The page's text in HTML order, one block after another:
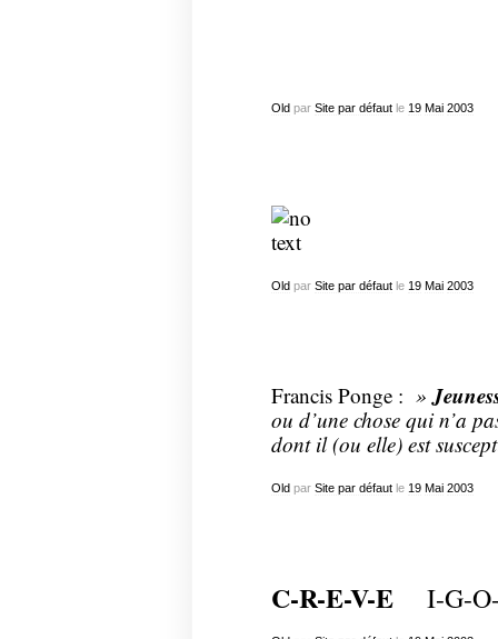
Oldpar Site par défautle 19 Mai 2003
Oldpar Site par défautle 19 Mai 2003
Francis Ponge : »
ou d’une chose qui n’a
dont il (ou elle) est
Oldpar Site par défautle 19 Mai 2003
C-R-E-V-EI-G-